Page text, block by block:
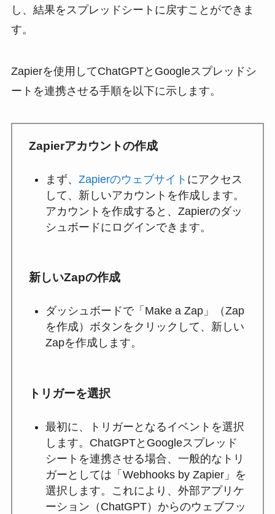
し、結果をスプレッドシートに戻すことができま
す。
Zapierを使用してChatGPTとGoogleスプレッドシ
ートを連携させる手順を以下に示します。
Zapierアカウントの作成
まず、 Zapierのウェブサイト にアクセス
して、新しいアカウントを作成します。
アカウントを作成すると、Zapierのダッ
シュボードにログインできます。
新しいZapの作成
ダッシュボードで「Make a Zap」（Zap
を作成）ボタンをクリックして、新しい
Zapを作成します。
トリガーを選択
最初に、トリガーとなるイベントを選択
します。ChatGPTとGoogleスプレッド
シートを連携させる場合、一般的なトリ
ガーとしては「Webhooks by Zapier」を
選択します。これにより、外部アプリケ
ーション（ChatGPT）からのウェブフッ